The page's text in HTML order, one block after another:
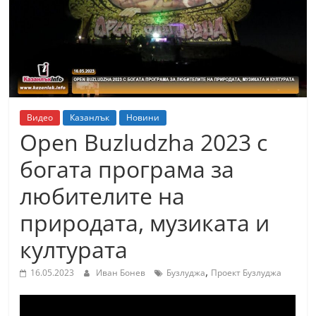
т
К
з
а
н
л
ъ
к
и
б
л
а
Видео Казанлък Новини
Open Buzludzha 2023 с
богата програма за
любителите на
природата, музиката и
културата
16.05.2023 Иван Бонев Бузлуджа, Проект Бузлуджа